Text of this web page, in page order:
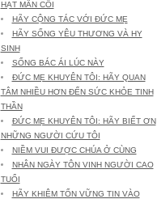
HẠT MÂN CÔI
HÃY CỘNG TÁC VỚI ĐỨC MẸ
HÃY SỐNG YÊU THƯƠNG VÀ HY
SINH
SỐNG BÁC ÁI LÚC NÀY
ĐỨC MẸ KHUYÊN TÔI: HÃY QUAN
TÂM NHIỀU HƠN ĐẾN SỨC KHỎE TINH
THẦN
ĐỨC MẸ KHUYÊN TÔI: HÃY BIẾT ƠN
NHỮNG NGƯỜI CỨU TÔI
NIỀM VUI ĐƯỢC CHÚA Ở CÙNG
NHÂN NGÀY TÔN VINH NGƯỜI CAO
TUỔI
HÃY KHIÊM TỐN VỮNG TIN VÀO